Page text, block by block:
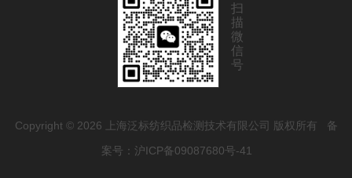
扫
描
微
信
号
Copyright © 2026 上海泛标纺织品检测技术有限公司 版权所有 备
案号：沪ICP备09087680号-41